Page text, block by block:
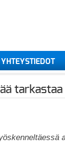
YHTEYSTIEDOT
tarkastaa